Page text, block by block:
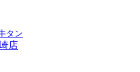
タン
店